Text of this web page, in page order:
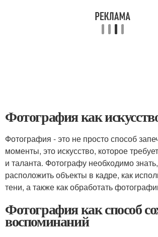
Фотография как
Фотография - это не просто способ
моменты, это искусство, которое
и таланта. Фотографу необходимо
расположить объекты в кадре, как
тени, а также как обработать
Фотография как способ
воспоминаний